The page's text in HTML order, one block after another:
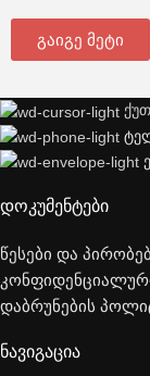
გაიგე მეტი
დოკუმენტები
წესები და
დაბრუნების
ნავიგაცია